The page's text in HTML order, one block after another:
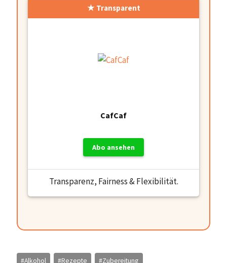
Transparent
CafCaf
Abo ansehen
Transparenz, Fairness & Flexibilität.
Schlagworte:
#Alkohol #Rezepte #Zubereitung